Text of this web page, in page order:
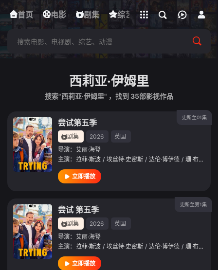
首页 电影 剧集 综艺 动漫 短剧
下载客户端
立即登录
西莉亚·伊姆里
搜索"西莉亚·伊姆里" ，找到 35部影视作品
更新至01集
尝试第五季
剧集 2026
英国
导演： 艾丽·海登
主演： 拉菲·斯波 / 埃丝特·史密斯 / 达伦·博伊德 / 珊·布鲁克
立即播放
更新至第1集
尝试 第五季
剧集 2026
英国
导演： 艾丽·海登
主演： 拉菲·斯波 / 埃丝特·史密斯 / 达伦·博伊德 / 珊·布鲁克
立即播放